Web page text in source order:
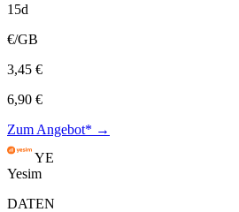
15d
€/GB
3,45 €
6,90 €
Zum Angebot* →
YE
Yesim
DATEN